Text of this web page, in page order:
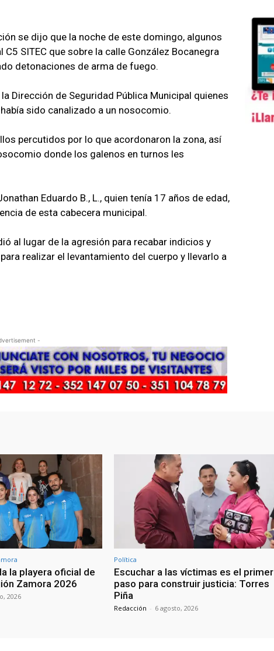
se dijo que la noche de este domingo, algunos
SITEC que sobre la calle González Bocanegra
detonaciones de arma de fuego.
Dirección de Seguridad Pública Municipal quienes
sido canalizado a un nosocomio.
percutidos por lo que acordonaron la zona, así
donde los galenos en turnos les
Eduardo B., L., quien tenía 17 años de edad,
de esta cabecera municipal.
al lugar de la agresión para recabar indicios y
realizar el levantamiento del cuerpo y llevarlo a
-
la playera oficial de
Zamora 2026
2026
Política
Escuchar a las víctimas es el primer
paso para construir justicia: Torres
Piña
Redacción - 6 agosto, 2026